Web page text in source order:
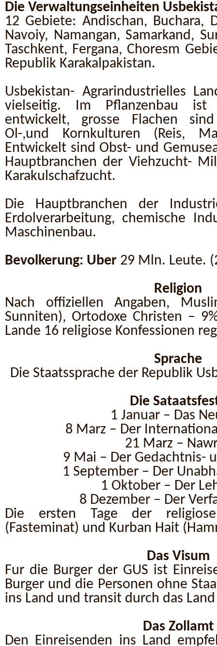
Die Verwaltungseinheiten
12 Gebiete: Andischan, Buchara,
Navoiy, Namangan, Samarkand,
Taschkent, Fergana, Choresm
Republik Karakalpakistan.
Usbekistan- Agrarindustrielles
vielseitig. Im Pflanzenbau ist
entwickelt, grosse Flachen
Ol-,und Kornkulturen (Reis,
Entwickelt sind Obst- und
Hauptbranchen der Viehzucht-
Karakulschafzucht.
Die Hauptbranchen der
Erdolverarbeitung, chemische
Maschinenbau.
Bevolkerung: Uber 29 Mln. Leute.
Religion
Nach offiziellen Angaben,
Sunniten), Ortodoxe Christen –
Lande 16 religiose Konfessionen
Sprache
Die Staatssprache der Republik
Die
1 Januar – Das
8 Marz – Der
21 Marz –
9 Mai – Der Gedachtnis-
1 September – Der
1 Oktober – Der
8 Dezember – Der
Die ersten Tage der
(Fasteminat) und Kurban Hait
Das Visum
Fur die Burger der GUS ist
Burger und die Personen ohne
ins Land und transit durch das
Das Zollamt
Den Einreisenden ins Land